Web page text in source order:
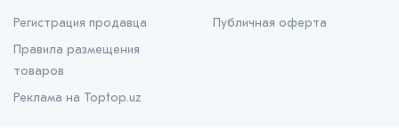
Регистрация продавца
Правила размещения
товаров
Реклама на Toptop.uz
Публичная оферта